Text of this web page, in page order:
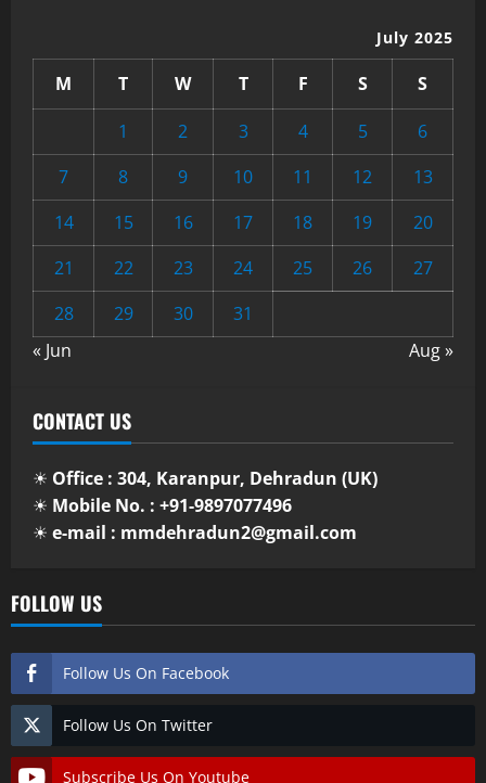
July 2025
M T W T F S
S
1
2 3 4 5
6
7
8 9 10 11 12
13
14
15 16 17 18 19
20
21
22 23 24 25 26
27
28
29 30
31
« Jun
Aug »
CONTACT US
☀ Office : 304, Karanpur, Dehradun (UK)
☀ Mobile No. : +91-9897077496
☀ e-mail : mmdehradun2@gmail.com
FOLLOW US
Follow Us On Facebook
Follow Us On Twitter
Subscribe Us On Youtube